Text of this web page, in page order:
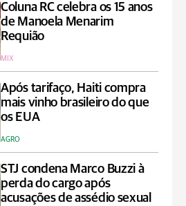
Coluna RC celebra os 15 anos
de Manoela Menarim
Requião
MIX
Após tarifaço, Haiti compra
mais vinho brasileiro do que
os EUA
AGRO
STJ condena Marco Buzzi à
perda do cargo após
acusações de assédio sexual